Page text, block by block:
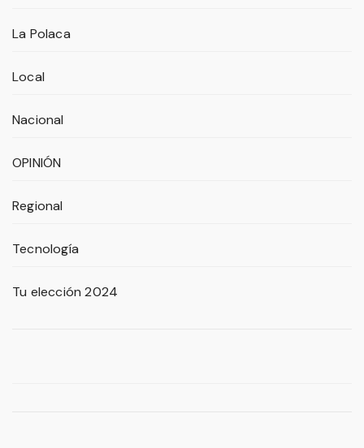
La Polaca
Local
Nacional
OPINIÓN
Regional
Tecnología
Tu elección 2024